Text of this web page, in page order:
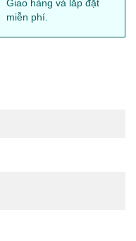
Giao hàng và lắp đặt
miễn phí.